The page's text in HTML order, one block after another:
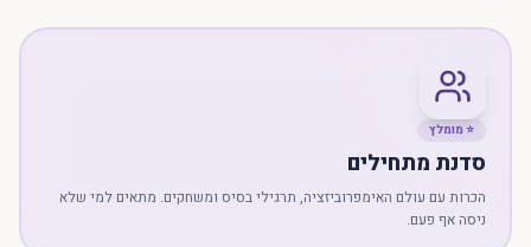
⭐ מומלץ
סדנת מתחילים
הכרות עם עולם האימפרוביזציה, תרגילי בסיס ומשחקים. מתאים למי שלא
ניסה אף פעם.